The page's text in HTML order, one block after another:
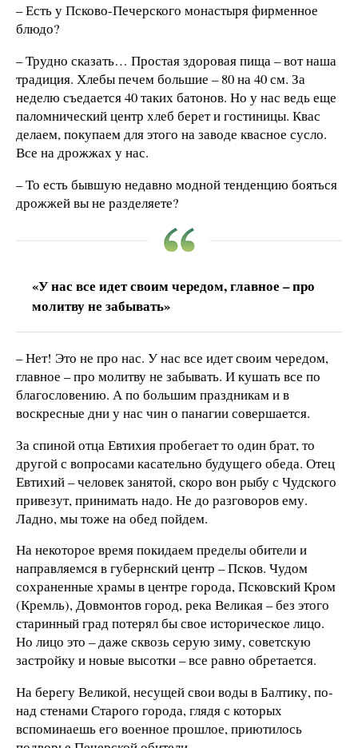
– Есть у Псково-Печерского монастыря фирменное
блюдо?
– Трудно сказать… Простая здоровая пища – вот наша
традиция. Хлебы печем большие – 80 на 40 см. За
неделю съедается 40 таких батонов. Но у нас ведь еще
паломнический центр хлеб берет и гостиницы. Квас
делаем, покупаем для этого на заводе квасное сусло.
Все на дрожжах у нас.
– То есть бывшую недавно модной тенденцию бояться
дрожжей вы не разделяете?
«У нас все идет своим чередом, главное – про
молитву не забывать»
– Нет! Это не про нас. У нас все идет своим чередом,
главное – про молитву не забывать. И кушать все по
благословению. А по большим праздникам и в
воскресные дни у нас чин о панагии совершается.
За спиной отца Евтихия пробегает то один брат, то
другой с вопросами касательно будущего обеда. Отец
Евтихий – человек занятой, скоро вон рыбу с Чудского
привезут, принимать надо. Не до разговоров ему.
Ладно, мы тоже на обед пойдем.
На некоторое время покидаем пределы обители и
направляемся в губернский центр – Псков. Чудом
сохраненные храмы в центре города, Псковский Кром
(Кремль), Довмонтов город, река Великая – без этого
старинный град потерял бы свое историческое лицо.
Но лицо это – даже сквозь серую зиму, советскую
застройку и новые высотки – все равно обретается.
На берегу Великой, несущей свои воды в Балтику, по-
над стенами Старого города, глядя с которых
вспоминаешь его военное прошлое, приютилось